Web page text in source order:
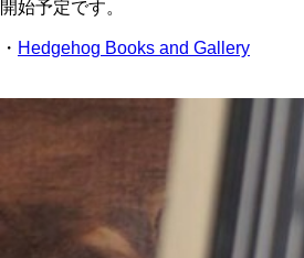
開始予定です。
・ Hedgehog Books and Gallery